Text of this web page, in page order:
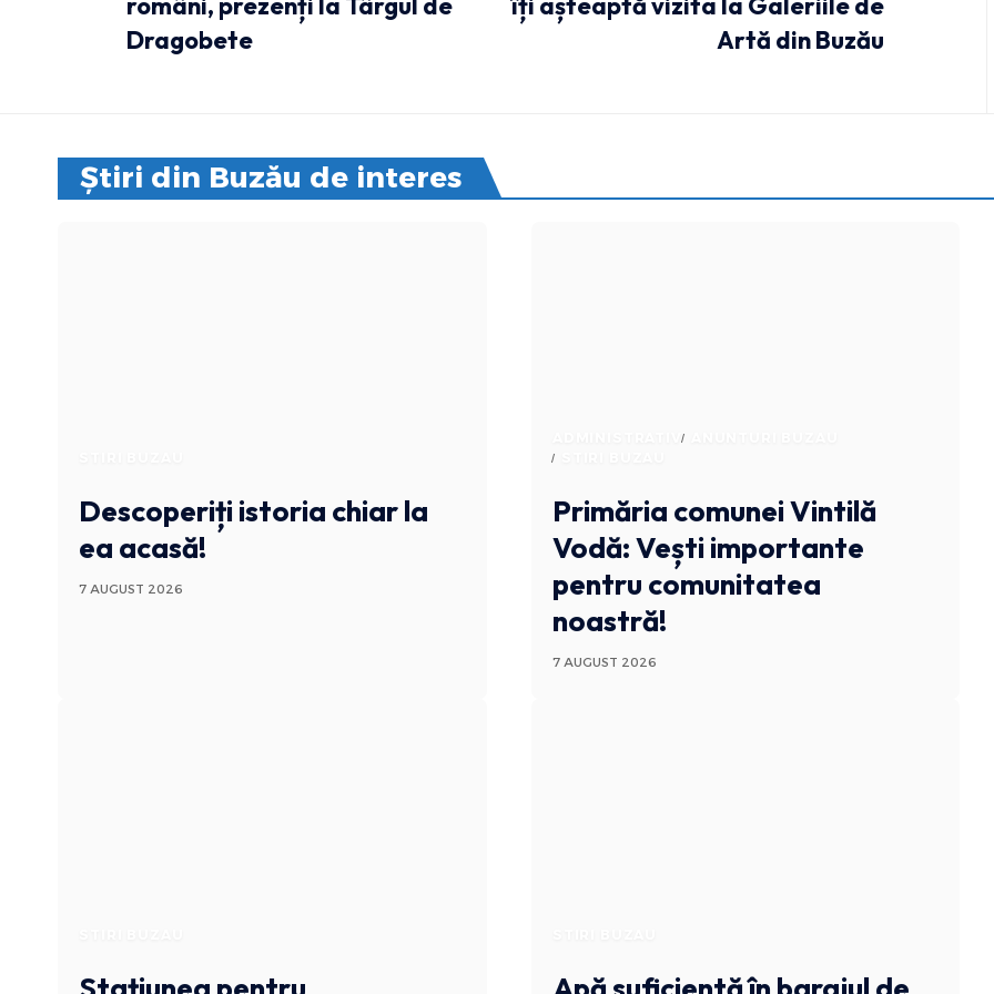
Dragobete
Artă din Buzău
Știri din Buzău de interes
Descoperiți istoria chiar la
ea acasă!
7 AUGUST 2026
ADMINISTRATIV
Primăria comunei Vintilă
Vodă: Vești importante
pentru comunitatea
noastră!
7 AUGUST 2026